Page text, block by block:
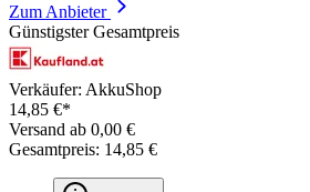
Zum Anbieter
Günstigster Gesamtpreis
Verkäufer: AkkuShop
14,85 €*
Versand ab 0,00 €
Gesamtpreis: 14,85 €